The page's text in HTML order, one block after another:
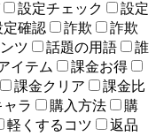
設定チェック
設定
定確認 詐欺
詐欺
ツ 話題の用語
誰
イテム
課金お得
課金クリア
課金比
ラ 購入方法
購
軽くするコツ
返品